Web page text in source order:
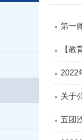
第一
【
2022
关于
五团